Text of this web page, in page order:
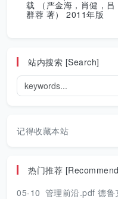
载 （严金海，肖健，吕
群蓉 著） 2011年版
站内搜索 [Search]
记得收藏本站
热门推荐
05-10 管理前沿.pdf 德鲁